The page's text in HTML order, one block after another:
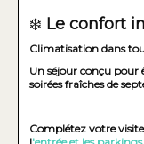
❄️ Le confort
Climatisation dans
Un séjour conçu pour
soirées fraîches de
Complétez votre